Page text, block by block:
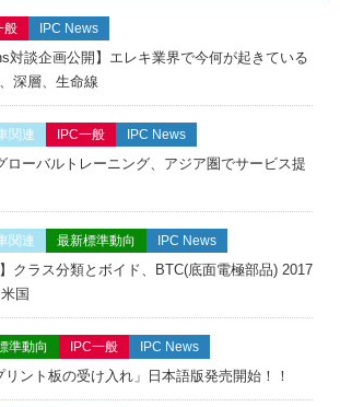
般 IPC News
対談企画公開】エレキ業界で今何が起きている
深層、生命線
関連 IPC一般 IPC News
ローバルトレーニング、アジア圏でサービス提
関連 最新標準動向 IPC News
】クラス分類とボイド、BTC(底面電極部品) 2017
国
準動向 IPC一般 IPC News
リント板の受け入れ」日本語版発売開始！！